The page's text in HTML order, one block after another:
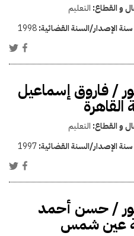
و القطاع: التعليم
سنة الإصدار/السنة القضائية:1998
/ فاروق إسماعيل
و القطاع: التعليم
سنة الإصدار/السنة القضائية:1997
/ حسن أحمد
عين شمس